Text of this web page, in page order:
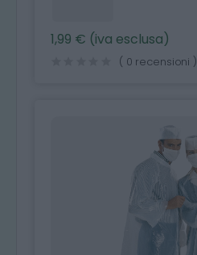
1,99 € (iva esclusa)
( 0 recensioni )